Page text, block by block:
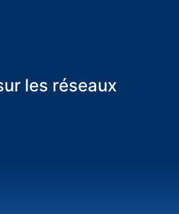
les réseaux